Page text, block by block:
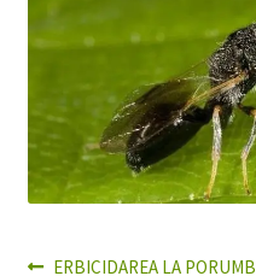
Articolul
ERBICIDAREA LA PORUMB